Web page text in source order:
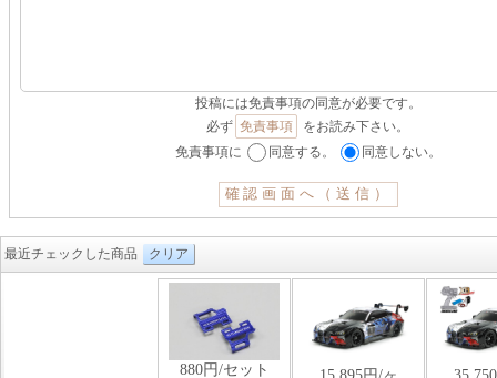
投稿には免責事項の同意が必要です。
必ず 免責事項
をお読み下さい。
免責事項に
同意する。 同意しない。
最近チェックした商品 クリア